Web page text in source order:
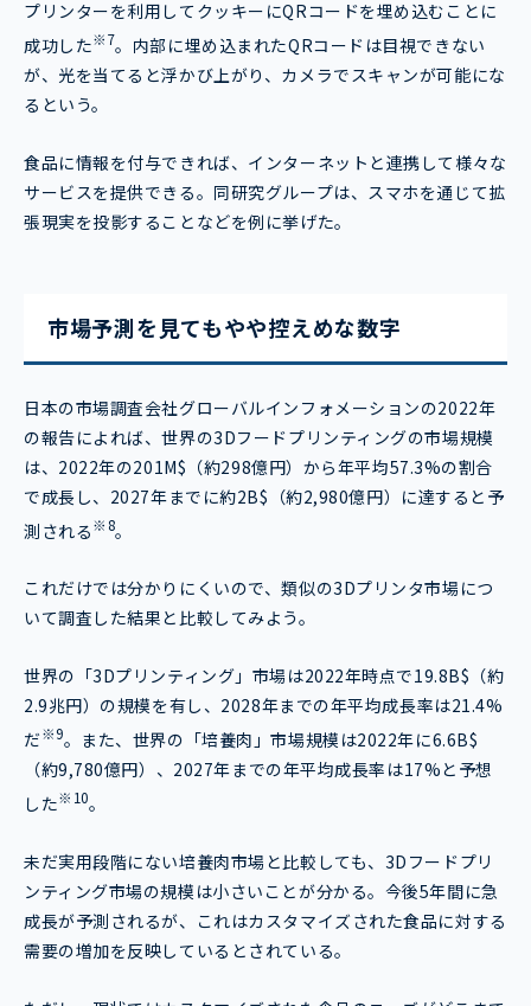
プリンターを利用してクッキーにQRコードを埋め込むことに
成功した※7。内部に埋め込まれたQRコードは目視できない
が、光を当てると浮かび上がり、カメラでスキャンが可能にな
るという。
食品に情報を付与できれば、インターネットと連携して様々な
サービスを提供できる。同研究グループは、スマホを通じて拡
張現実を投影することなどを例に挙げた。
市場予測を見てもやや控えめな数字
日本の市場調査会社グローバルインフォメーションの2022年
の報告によれば、世界の3Dフードプリンティングの市場規模
は、2022年の201M$（約298億円）から年平均57.3%の割合
で成長し、2027年までに約2B$（約2,980億円）に達すると予
測される※8。
これだけでは分かりにくいので、類似の3Dプリンタ市場につ
いて調査した結果と比較してみよう。
世界の「3Dプリンティング」市場は2022年時点で19.8B$（約
2.9兆円）の規模を有し、2028年までの年平均成長率は21.4%
だ※9。また、世界の「培養肉」市場規模は2022年に6.6B$
（約9,780億円）、2027年までの年平均成長率は17%と予想
した※10。
未だ実用段階にない培養肉市場と比較しても、3Dフードプリ
ンティング市場の規模は小さいことが分かる。今後5年間に急
成長が予測されるが、これはカスタマイズされた食品に対する
需要の増加を反映しているとされている。